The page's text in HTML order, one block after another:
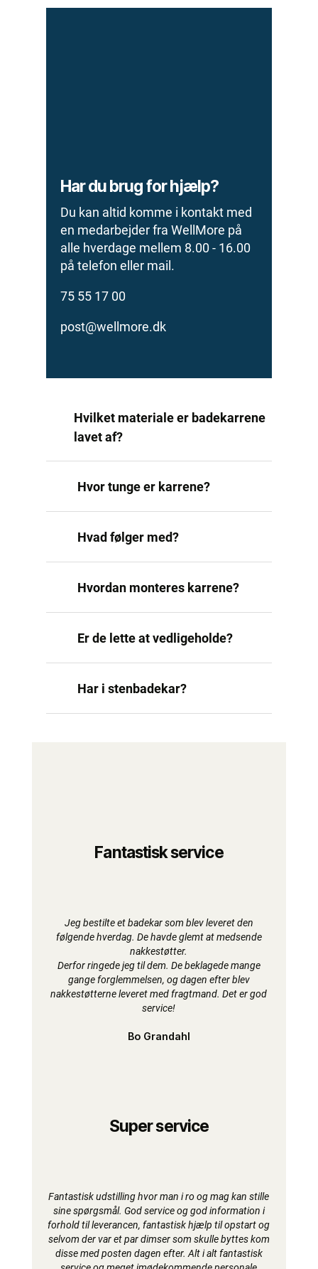
Har du brug for hjælp?
Du kan altid komme i kontakt med
en medarbejder fra WellMore på
alle hverdage mellem 8.00 - 16.00
på telefon eller mail.
75 55 17 00
post@wellmore.dk
Hvilket materiale er badekarrene
lavet af?
Hvor tunge er karrene?
Hvad følger med?
Hvordan monteres karrene?
Er de lette at vedligeholde?
Har i stenbadekar?
Fantastisk service
Jeg bestilte et badekar som blev leveret den
følgende hverdag. De havde glemt at medsende
nakkestøtter.
Derfor ringede jeg til dem. De beklagede mange
gange forglemmelsen, og dagen efter blev
nakkestøtterne leveret med fragtmand. Det er god
service!
Bo Grandahl
Super service
Fantastisk udstilling hvor man i ro og mag kan stille
sine spørgsmål. God service og god information i
forhold til leverancen, fantastisk hjælp til opstart og
selvom der var et par dimser som skulle byttes kom
disse med posten dagen efter. Alt i alt fantastisk